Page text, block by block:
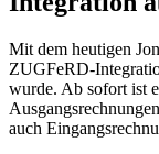
Mit dem heutigen
ZUGFeRD-
wurde. Ab sofort ist
auch